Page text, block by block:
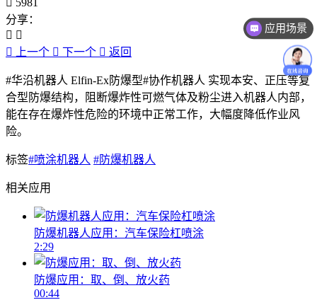
分享：
上一个 下一个 返回
#华沿机器人 Elfin-Ex防爆型#协作机器人 实现本安、正压等复
合型防爆结构，阻断爆炸性可燃气体及粉尘进入机器人内部，
能在存在爆炸性危险的环境中正常工作，大幅度降低作业风
险。
标签#喷涂机器人 #防爆机器人
相关应用
防爆机器人应用：汽车保险杠喷涂
2:29
防爆应用：取、倒、放火药
00:44
应用场景